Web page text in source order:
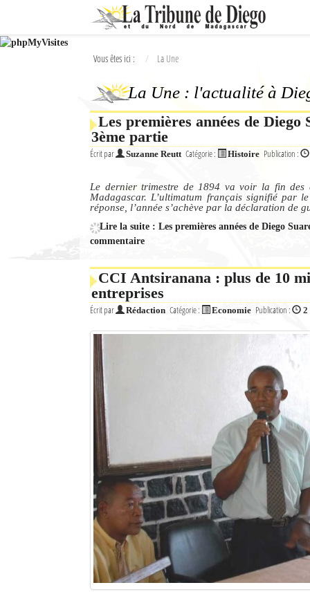
Ok
L'actualité à Diego Suarez
Le Nord de Madagascar
L'actualité du tourisme
Vous êtes ici : La Une
La Une : l'actualité à
Les premières années de
3ème partie
Écrit par Suzanne Reutt Catégorie : Histoire Publication :
Le dernier trimestre de 1894 va voir la fin
Madagascar. L’ultimatum français signifié par
réponse, l’année s’achève par la déclaration de
Lire la suite : Les premières années de Diego
commentaire
CCI Antsiranana : plus de 10
entreprises
Écrit par Rédaction Catégorie : Economie Publication : 2